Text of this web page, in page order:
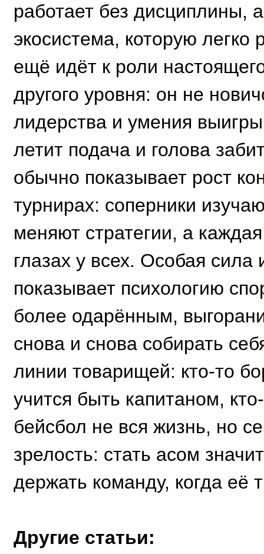
работает без дисциплины,
экосистема, которую легко
ещё идёт к роли
другого уровня: он не
лидерства и умения
летит подача и голова
обычно показывает рост
турнирах: соперники
меняют стратегии, а
глазах у всех. Особая
показывает психологию
более одарённым,
снова и снова собирать
линии товарищей: кто-то
учится быть капитаном,
бейсбол не вся жизнь, но
зрелость: стать асом
держать команду, когда её
Другие статьи: